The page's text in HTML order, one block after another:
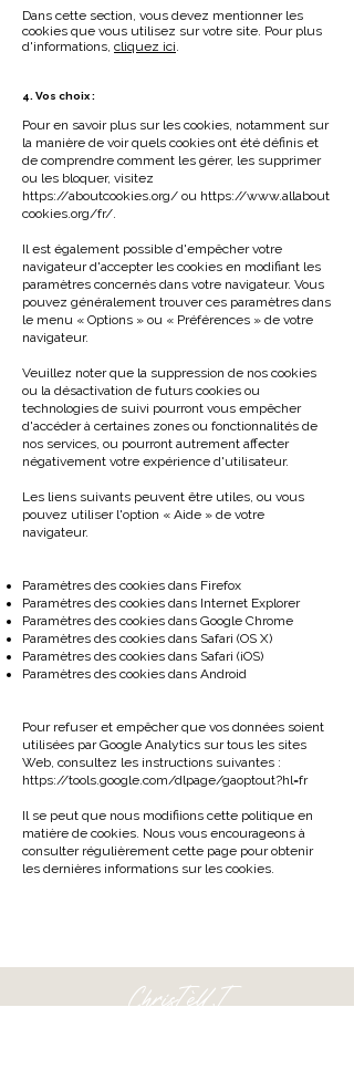
Dans cette section, vous devez mentionner les
cookies que vous utilisez sur votre site. Pour plus
d'informations, cliquez ici.
4. Vos choix :
Pour en savoir plus sur les cookies, notamment sur
la manière de voir quels cookies ont été définis et
de comprendre comment les gérer, les supprimer
ou les bloquer, visitez
https://aboutcookies.org/ ou https://www.allabout
cookies.org/fr/.
Il est également possible d'empêcher votre
navigateur d'accepter les cookies en modifiant les
paramètres concernés dans votre navigateur. Vous
pouvez généralement trouver ces paramètres dans
le menu « Options » ou « Préférences » de votre
navigateur.
Veuillez noter que la suppression de nos cookies
ou la désactivation de futurs cookies ou
technologies de suivi pourront vous empêcher
d'accéder à certaines zones ou fonctionnalités de
nos services, ou pourront autrement affecter
négativement votre expérience d'utilisateur.
Les liens suivants peuvent être utiles, ou vous
pouvez utiliser l'option « Aide » de votre
navigateur.
Paramètres des cookies dans Firefox
Paramètres des cookies dans Internet Explorer
Paramètres des cookies dans Google Chrome
Paramètres des cookies dans Safari (OS X)
Paramètres des cookies dans Safari (iOS)
Paramètres des cookies dans Android
Pour refuser et empêcher que vos données soient
utilisées par Google Analytics sur tous les sites
Web, consultez les instructions suivantes :
https://tools.google.com/dlpage/gaoptout?hl=fr
Il se peut que nous modifiions cette politique en
matière de cookies. Nous vous encourageons à
consulter régulièrement cette page pour obtenir
les dernières informations sur les cookies.
ChrisTèll.T